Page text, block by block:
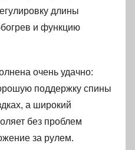
длины
и функцию
очень удачно:
поддержку спины
а широкий
без проблем
за рулем.